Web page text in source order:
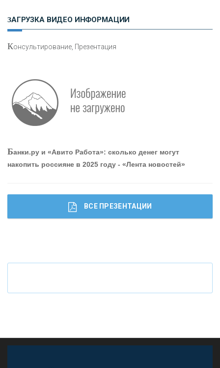
привлечь и удержать персонал - «Интервью»
Что будет с наличными деньгами при цифровом
ЗАГРУЗКА ВИДЕО ИНФОРМАЦИИ
Консультирование, Презентация
Банки.ру и «Авито Работа»: сколько денег могут
накопить россияне в 2025 году - «Лента новостей»
ВСЕ ПРЕЗЕНТАЦИИ